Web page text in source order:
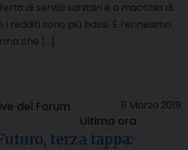
di servizi sanitari è a macchia di
redditi sono più bassi. È l’ennesimo
che […]
11 Marzo 2019
del Forum
Ultima ora
terza tappa: